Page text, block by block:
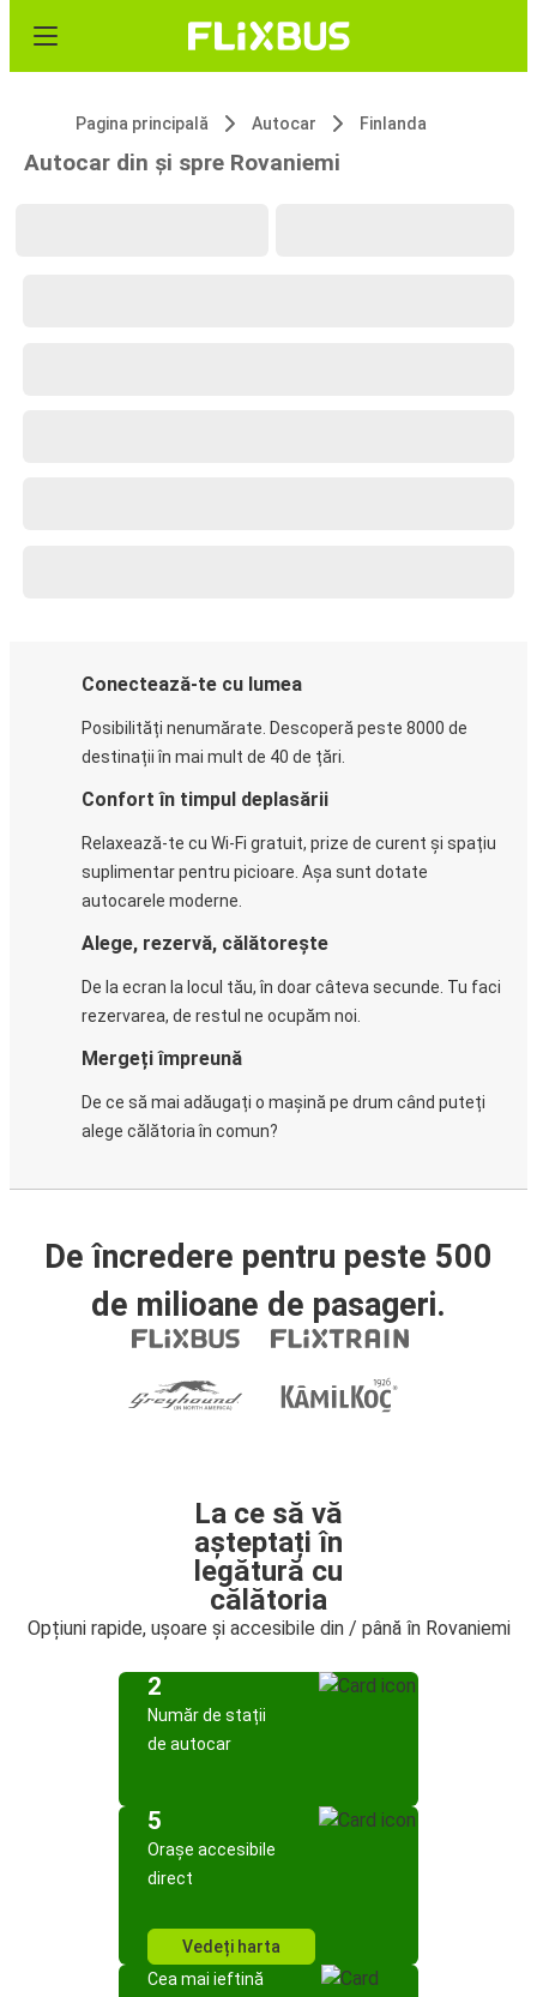
Pagina principală Autocar Finlanda
Autocar din și spre Rovaniemi
Conectează-te cu lumea
Posibilități nenumărate. Descoperă peste 8000 de
destinații în mai mult de 40 de țări.
Confort în timpul deplasării
Relaxează-te cu Wi-Fi gratuit, prize de curent și spațiu
suplimentar pentru picioare. Așa sunt dotate
autocarele moderne.
Alege, rezervă, călătorește
De la ecran la locul tău, în doar câteva secunde. Tu faci
rezervarea, de restul ne ocupăm noi.
Mergeți împreună
De ce să mai adăugați o mașină pe drum când puteți
alege călătoria în comun?
De încredere pentru peste 500
de milioane de pasageri.
La ce să vă
așteptați în
legătură cu
călătoria
Opțiuni rapide, ușoare și accesibile din / până în Rovaniemi
2
Număr de stații
de autocar
5
Orașe accesibile
direct
Vedeți harta
Cea mai ieftină